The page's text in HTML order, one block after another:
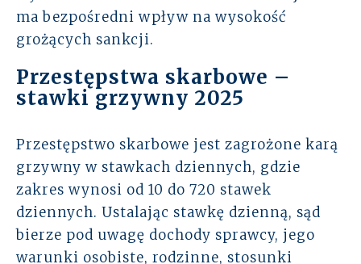
ma bezpośredni wpływ na wysokość
grożących sankcji.
Przestępstwa skarbowe –
stawki grzywny 2025
Przestępstwo skarbowe jest zagrożone karą
grzywny w stawkach dziennych, gdzie
zakres wynosi od 10 do 720 stawek
dziennych. Ustalając stawkę dzienną, sąd
bierze pod uwagę dochody sprawcy, jego
warunki osobiste, rodzinne, stosunki